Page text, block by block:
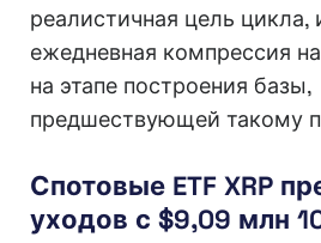
реалистичная цель цикла,
ежедневная компрессия
на этапе построения базы,
предшествующей такому
Спотовые ETF XRP
уходов с $9,09 млн